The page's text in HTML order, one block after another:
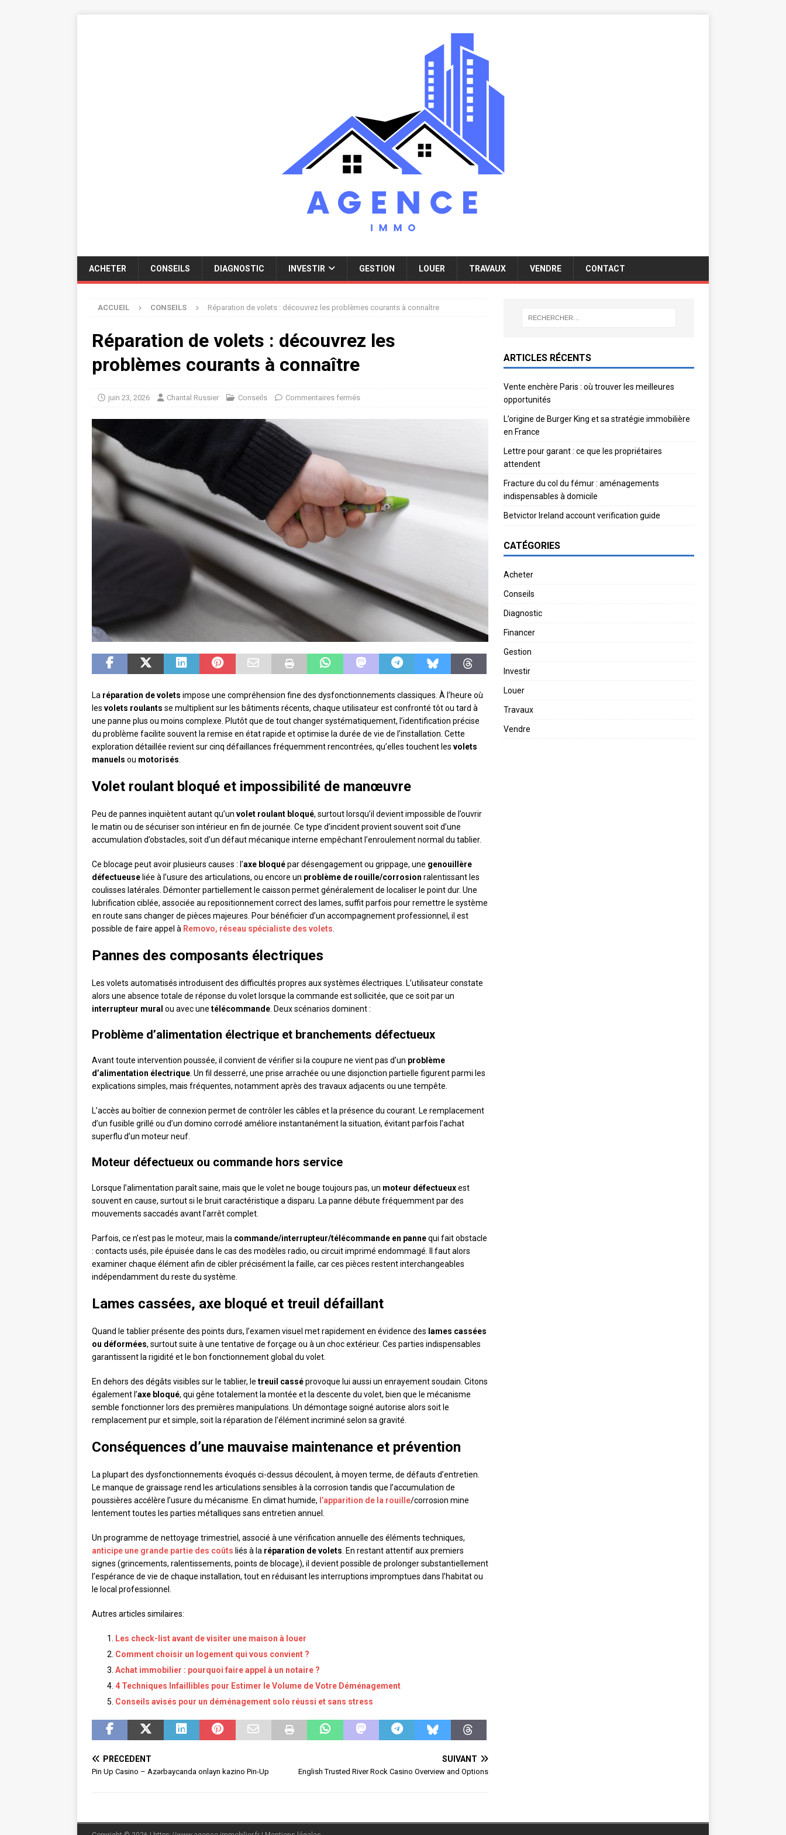
ACHETER CONSEILS DIAGNOSTIC INVESTIR GESTION LOUER TRAVAUX VENDRE CONTACT
ACCUEIL CONSEILS Réparation de volets : découvrez les problèmes courants à connaître
Réparation de volets : découvrez les
problèmes courants à connaître
juin 23, 2026 Chantal Russier Conseils Commentaires fermés
La réparation de volets impose une compréhension fine des dysfonctionnements classiques. À l’heure où
les volets roulants se multiplient sur les bâtiments récents, chaque utilisateur est confronté tôt ou tard à
une panne plus ou moins complexe. Plutôt que de tout changer systématiquement, l’identification précise
du problème facilite souvent la remise en état rapide et optimise la durée de vie de l’installation. Cette
exploration détaillée revient sur cinq défaillances fréquemment rencontrées, qu’elles touchent les volets
manuels ou motorisés
Volet roulant bloqué et impossibilité de manœuvre
Peu de pannes inquiètent autant qu’un volet roulant bloqué, surtout lorsqu’il devient impossible de l’ouvrir
le matin ou de sécuriser son intérieur en fin de journée. Ce type d’incident provient souvent soit d’une
accumulation d’obstacles, soit d’un défaut mécanique interne empêchant l’enroulement normal du tablier.
Ce blocage peut avoir plusieurs causes : l’axe bloquépar désengagement ou grippage, une genouillère
défectueuse liée à l’usure des articulations, ou encore un problème de rouille/corrosion ralentissant les
coulisses latérales. Démonter partiellement le caisson permet généralement de localiser le point dur. Une
lubrification ciblée, associée au repositionnement correct des lames, suffit parfois pour remettre le système
en route sans changer de pièces majeures. Pour bénéficier d’un accompagnement professionnel, il est
possible de faire appel à Removo, réseau spécialiste des volets
Pannes des composants électriques
Les volets automatisés introduisent des difficultés propres aux systèmes électriques. L’utilisateur constate
alors une absence totale de réponse du volet lorsque la commande est sollicitée, que ce soit par un
interrupteur mural ou avec une télécommande . Deux scénarios dominent :
Problème d’alimentation électrique et branchements défectueux
Avant toute intervention poussée, il convient de vérifier si la coupure ne vient pas d’un problème
d’alimentation électrique . Un fil desserré, une prise arrachée ou une disjonction partielle figurent parmi les
explications simples, mais fréquentes, notamment après des travaux adjacents ou une tempête.
L’accès au boîtier de connexion permet de contrôler les câbles et la présence du courant. Le remplacement
d’un fusible grillé ou d’un domino corrodé améliore instantanément la situation, évitant parfois l’achat
superflu d’un moteur neuf.
Moteur défectueux ou commande hors service
Lorsque l’alimentation paraît saine, mais que le volet ne bouge toujours pas, un moteur défectueuxest
souvent en cause, surtout si le bruit caractéristique a disparu. La panne débute fréquemment par des
mouvements saccadés avant l’arrêt complet.
Parfois, ce n’est pas le moteur, mais la commande/interrupteur/télécommande en pannequi fait obstacle
: contacts usés, pile épuisée dans le cas des modèles radio, ou circuit imprimé endommagé. Il faut alors
examiner chaque élément afin de cibler précisément la faille, car ces pièces restent interchangeables
indépendamment du reste du système.
Lames cassées, axe bloqué et treuil défaillant
Quand le tablier présente des points durs, l’examen visuel met rapidement en évidence des lames cassées
ou déformées, surtout suite à une tentative de forçage ou à un choc extérieur. Ces parties indispensables
garantissent la rigidité et le bon fonctionnement global du volet.
En dehors des dégâts visibles sur le tablier, le treuil casséprovoque lui aussi un enrayement soudain. Citons
également l’axe bloqué, qui gêne totalement la montée et la descente du volet, bien que le mécanisme
semble fonctionner lors des premières manipulations. Un démontage soigné autorise alors soit le
remplacement pur et simple, soit la réparation de l’élément incriminé selon sa gravité.
Conséquences d’une mauvaise maintenance et prévention
La plupart des dysfonctionnements évoqués ci-dessus découlent, à moyen terme, de défauts d’entretien.
Le manque de graissage rend les articulations sensibles à la corrosion tandis que l’accumulation de
poussières accélère l’usure du mécanisme. En climat humide, l’apparition de la rouille/corrosion mine
lentement toutes les parties métalliques sans entretien annuel.
Un programme de nettoyage trimestriel, associé à une vérification annuelle des éléments techniques,
anticipe une grande partie des coûts liés à la réparation de volets . En restant attentif aux premiers
signes (grincements, ralentissements, points de blocage), il devient possible de prolonger substantiellement
l’espérance de vie de chaque installation, tout en réduisant les interruptions impromptues dans l’habitat ou
le local professionnel.
Autres articles similaires:
Les check-list avant de visiter une maison à louer
Comment choisir un logement qui vous convient ?
Achat immobilier : pourquoi faire appel à un notaire ?
4 Techniques Infaillibles pour Estimer le Volume de Votre Déménagement
Conseils avisés pour un déménagement solo réussi et sans stress
PRÉCÉDENT
Pin Up Casino – Azərbaycanda onlayn kazino Pin-Up
SUIVANT
English Trusted River Rock Casino Overview and Options
ARTICLES RÉCENTS
Vente enchère Paris : où trouver les meilleures
opportunités
L’origine de Burger King et sa stratégie immobilière
en France
Lettre pour garant : ce que les propriétaires
attendent
Fracture du col du fémur : aménagements
indispensables à domicile
Betvictor Ireland account verification guide
CATÉGORIES
Acheter
Conseils
Diagnostic
Financer
Gestion
Investir
Louer
Travaux
Vendre